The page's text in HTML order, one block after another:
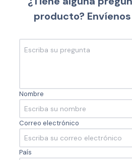
producto?
Nombre
Correo electrónico
País